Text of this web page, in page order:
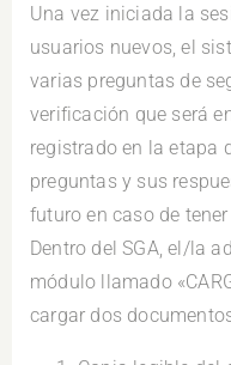
Una vez iniciada la
usuarios nuevos, el
varias preguntas de
verificación que será
registrado en la etapa
preguntas y sus
futuro en caso de
Dentro del SGA, el/la
módulo llamado
cargar dos